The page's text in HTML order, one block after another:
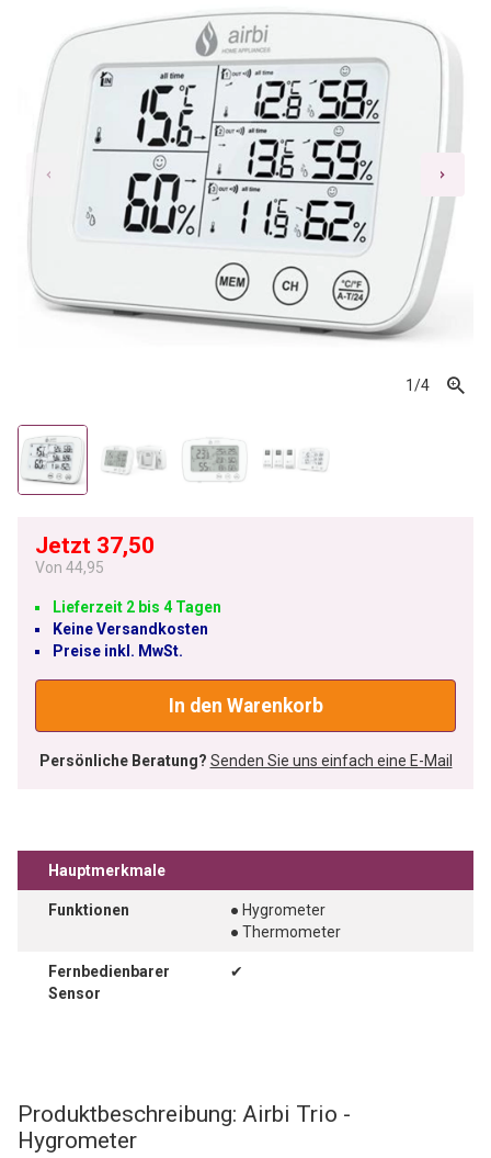
1/4
Jetzt 37,50
Von 44,95
Lieferzeit 2 bis 4 Tagen
Keine Versandkosten
Preise inkl. MwSt.
In den Warenkorb
Persönliche Beratung? Senden Sie uns einfach eine E-Mail
Hauptmerkmale
Funktionen
● Hygrometer
● Thermometer
Fernbedienbarer
Sensor
✔
Produktbeschreibung: Airbi Trio -
Hygrometer